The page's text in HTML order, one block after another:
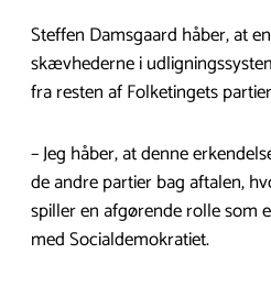
Steffen Damsgaard håber, at
skævhederne i
fra resten af Folketingets
– Jeg håber, at denne
de andre partier bag aftalen,
spiller en afgørende rolle som
med Socialdemokratiet.